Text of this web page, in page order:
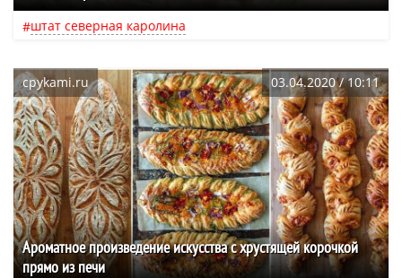
штат северная каролина
cpykami.ru 03.04.2020 / 10:11
Ароматное произведение искусства с хрустящей корочкой
прямо из печи